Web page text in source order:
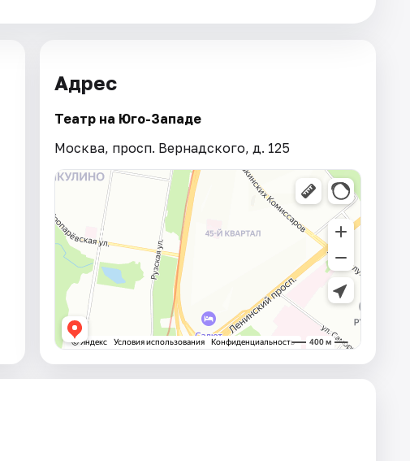
Адрес
Театр на Юго-Западе
Москва, просп. Вернадского, д. 125